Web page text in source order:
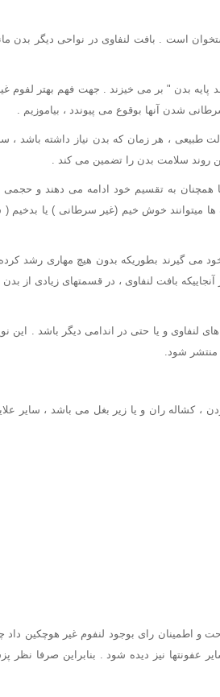
است . بافت لنفاوی در نواحی دیگر بدن
پایه بدن " بر می خیزند . جهت فهم بهتر لفوم
شدن آنها بوقوع می پیوندد ، بیاموزیم .
طبیعی ، هر زمان که بدن نیاز داشته باشد ،
روند سلامت بدن را تضمین می کند .
همچنان به تقسیم خود ادامه می دهند و حجمی
ها میتوانند خوش خیم (غیر سرطانی ) یا بدخیم
می گیرند بطوریکه بدون هیچ مهاری رشد
بافت لنفاوی ، در قسمتهای زیادی از بدن
لنفاوی و یا حتی در اندامی دیگر باشد . این
شود.
، کشاله ران و یا زیر بغل می باشد ، سایر
و اطمینان رای بوجود لنفوم غیر هوچکین داد
عفونتها نیز دیده شود . بنابراین صرفا نظر